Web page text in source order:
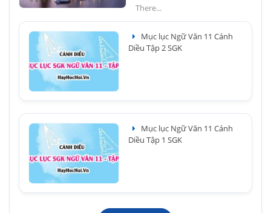
There...
Mục lục Ngữ Văn 11 Cánh
Diều Tập 2 SGK
Mục lục Ngữ Văn 11 Cánh
Diều Tập 1 SGK